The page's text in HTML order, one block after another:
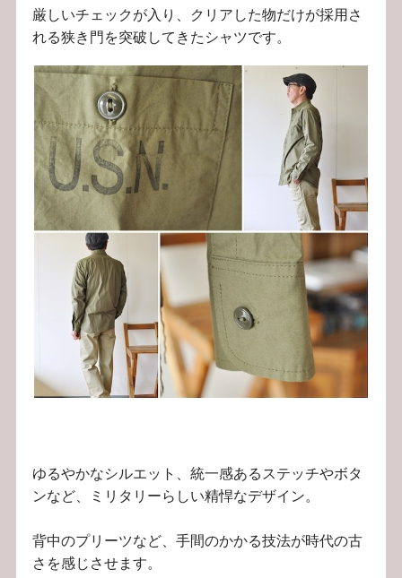
厳しいチェックが入り、クリアした物だけが採用さ
れる狭き門を突破してきたシャツです。
ゆるやかなシルエット、統一感あるステッチやボタ
ンなど、ミリタリーらしい精悍なデザイン。
背中のプリーツなど、手間のかかる技法が時代の古
さを感じさせます。